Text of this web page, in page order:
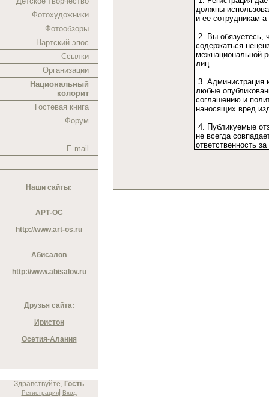
Фотохудожники
Фотообзоры
Нартский эпос
Ссылки
Организации
Национальный
колорит
Гостевая книга
Форум
E-mail
Наши сайты:
АРТ-ОС
http://www.art-os.ru
Абисалов
http://www.abisalov.ru
Друзья сайта:
Иристон
Осетия-Алания
Здравствуйте, Гость
Регистрация| Вход